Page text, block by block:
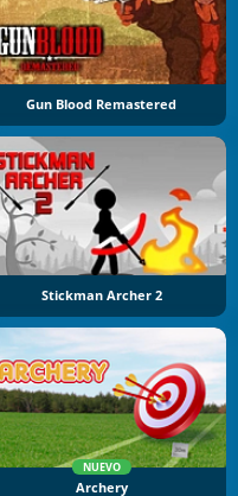
Gun Blood Remastered
Stickman Archer 2
NUEVO
Archery